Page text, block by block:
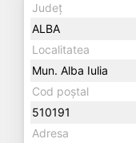
Județ
ALBA
Localitatea
Mun. Alba Iulia
Cod poștal
510191
Adresa